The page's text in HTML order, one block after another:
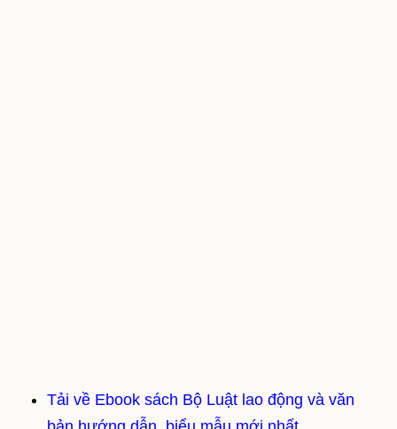
Tải về Ebook sách Bộ Luật lao động và văn